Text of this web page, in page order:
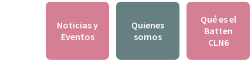
Noticias y
Eventos
Quienes
somos
Qué es el
Batten
CLN6